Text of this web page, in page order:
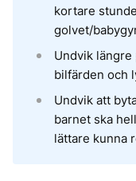
kortare
golvet/
Undvik
bilfärden och
Undvik att
barnet ska
lättare kunna